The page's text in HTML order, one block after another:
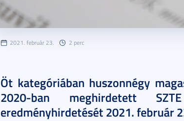
2021. február 23. 2 perc
Öt kategóriában huszonnégy
2020-ban meghirdetett
eredményhirdetését 2021. február